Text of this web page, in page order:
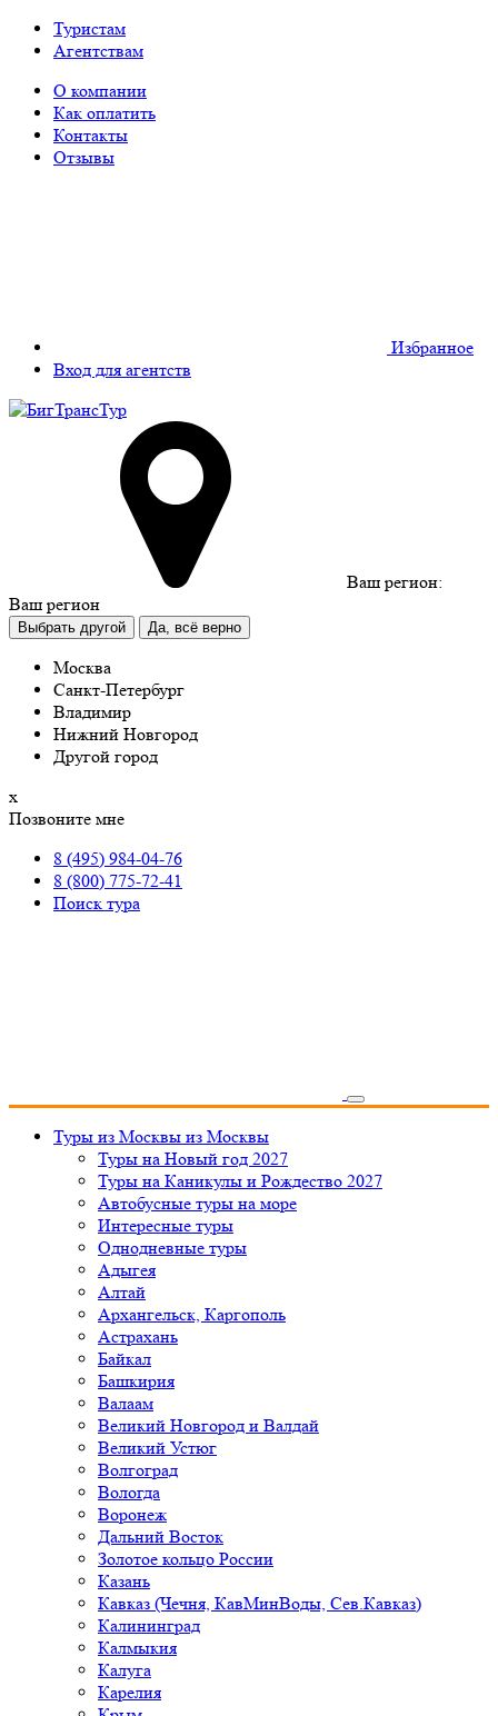
Туристам
Агентствам
О компании
Как оплатить
Контакты
Отзывы
Избранное
Вход для агентств
Ваш регион:
Ваш регион
Выбрать другой Да, всё верно
Москва
Санкт-Петербург
Владимир
Нижний Новгород
Другой город
х
Позвоните мне
8 (495) 984-04-76
8 (800) 775-72-41
Поиск тура
Туры из Москвы из Москвы
Туры на Новый год 2027
Туры на Каникулы и Рождество 2027
Автобусные туры на море
Интересные туры
Однодневные туры
Адыгея
Алтай
Архангельск, Каргополь
Астрахань
Байкал
Башкирия
Валаам
Великий Новгород и Валдай
Великий Устюг
Волгоград
Вологда
Воронеж
Дальний Восток
Золотое кольцо России
Казань
Кавказ (Чечня, КавМинВоды, Сев.Кавказ)
Калининград
Калмыкия
Калуга
Карелия